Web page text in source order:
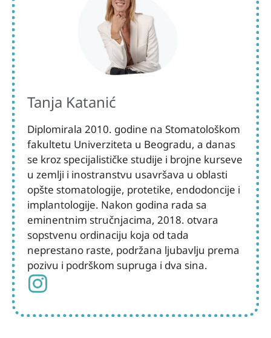
Tanja Katanić
Diplomirala 2010. godine na Stomatološkom
fakultetu Univerziteta u Beogradu, a danas
se kroz specijalističke studije i brojne kurseve
u zemlji i inostranstvu usavršava u oblasti
opšte stomatologije, protetike, endodoncije i
implantologije. Nakon godina rada sa
eminentnim stručnjacima, 2018. otvara
sopstvenu ordinaciju koja od tada
neprestano raste, podržana ljubavlju prema
pozivu i podrškom supruga i dva sina.